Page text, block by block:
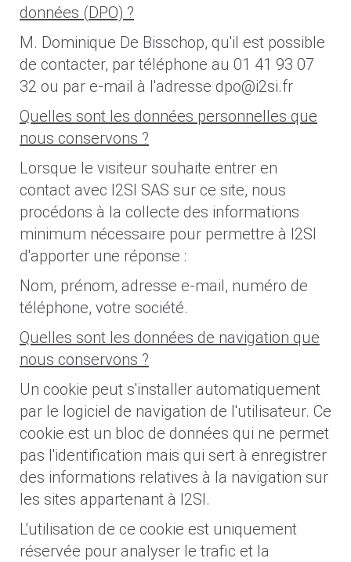
données (DPO) ?
M. Dominique De Bisschop, qu'il est possible
de contacter, par téléphone au 01 41 93 07
32 ou par e-mail à l'adresse dpo@i2si.fr
Quelles sont les données personnelles que
nous conservons ?
Lorsque le visiteur souhaite entrer en
contact avec I2SI SAS sur ce site, nous
procédons à la collecte des informations
minimum nécessaire pour permettre à I2SI
d'apporter une réponse :
Nom, prénom, adresse e-mail, numéro de
téléphone, votre société.
Quelles sont les données de navigation que
nous conservons ?
Un cookie peut s'installer automatiquement
par le logiciel de navigation de l'utilisateur. Ce
cookie est un bloc de données qui ne permet
pas l'identification mais qui sert à enregistrer
des informations relatives à la navigation sur
les sites appartenant à I2SI.
L'utilisation de ce cookie est uniquement
réservée pour analyser le trafic et la